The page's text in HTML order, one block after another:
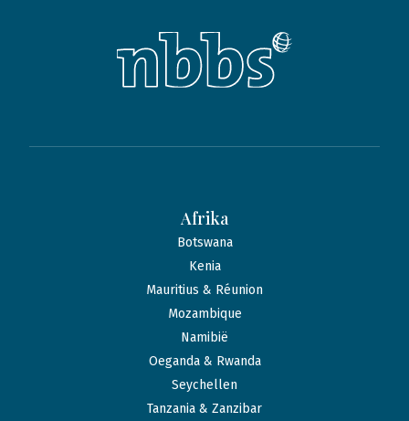
Afrika
Botswana
Kenia
Mauritius & Réunion
Mozambique
Namibië
Oeganda & Rwanda
Seychellen
Tanzania & Zanzibar